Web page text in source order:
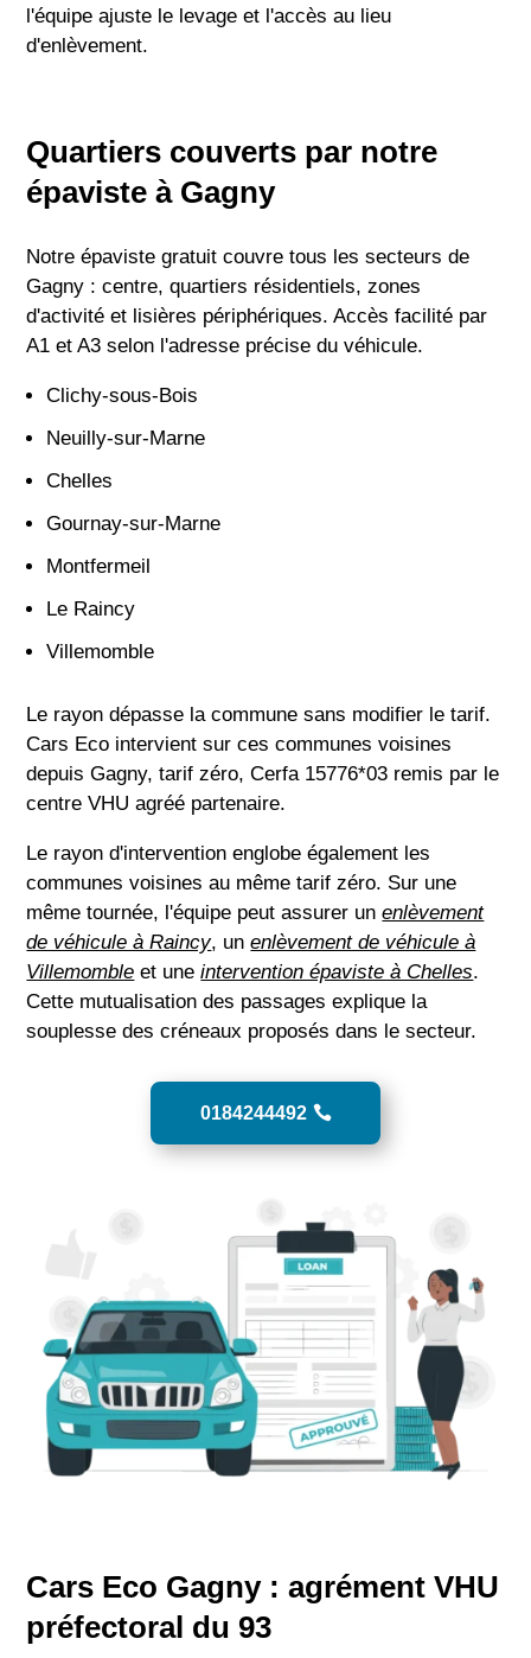
l'équipe ajuste le levage et l'accès au lieu
d'enlèvement.
Quartiers couverts par notre
épaviste à Gagny
Notre épaviste gratuit couvre tous les secteurs de
Gagny : centre, quartiers résidentiels, zones
d'activité et lisières périphériques. Accès facilité par
A1 et A3 selon l'adresse précise du véhicule.
Clichy-sous-Bois
Neuilly-sur-Marne
Chelles
Gournay-sur-Marne
Montfermeil
Le Raincy
Villemomble
Le rayon dépasse la commune sans modifier le tarif.
Cars Eco intervient sur ces communes voisines
depuis Gagny, tarif zéro, Cerfa 15776*03 remis par le
centre VHU agréé partenaire.
Le rayon d'intervention englobe également les
communes voisines au même tarif zéro. Sur une
même tournée, l'équipe peut assurer unenlèvement
de véhicule à Raincy, unenlèvement de véhicule à
Villemomble et uneintervention épaviste à Chelles.
Cette mutualisation des passages explique la
souplesse des créneaux proposés dans le secteur.
0184244492
Cars Eco Gagny : agrément VHU
préfectoral du 93